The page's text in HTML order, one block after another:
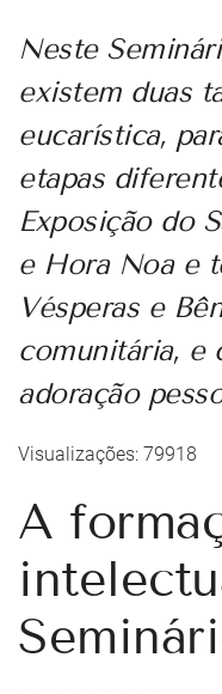
Neste
existem duas
eucarística,
etapas
Exposição do
e Hora Noa e
Vésperas e
comunitária, e
adoração
Visualizações: 79918
A